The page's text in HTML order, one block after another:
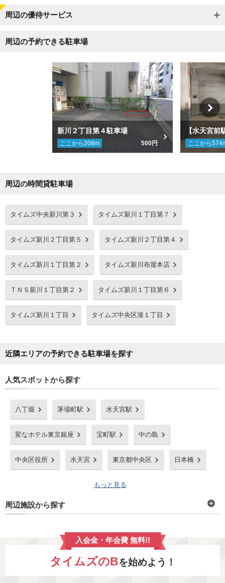
周辺の優待サービス
周辺の予約できる駐車場
新川２丁目第４駐車場
ここから208m 500円 ここから574
周辺の時間貸駐車場
タイムズ中央新川第３ タイムズ新川１丁目第７
タイムズ新川２丁目第５ タイムズ新川２丁目第４
タイムズ新川１丁目第２ タイムズ新川布屋本店
ＴＮＳ新川１丁目第２ タイムズ新川１丁目第６
タイムズ新川１丁目 タイムズ中央区湊１丁目
近隣エリアの予約できる駐車場を探す
人気スポットから探す
八丁堀 茅場町駅 水天宮駅
変なホテル東京銀座 宝町駅 中の島
中央区役所 水天宮 東京都中央区 日本橋
もっと見る
周辺施設から探す
入会金・年会費 無料!!
タイムズのBを始めよう！